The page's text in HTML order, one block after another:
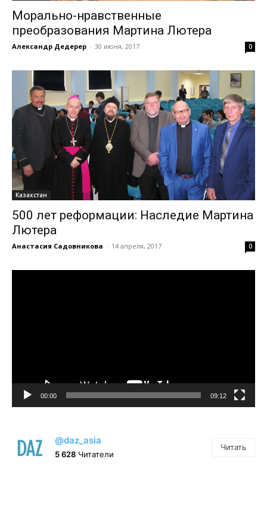
Морально-нравственные
преобразования Мартина Лютера
Александр Дедерер - 30 июня, 2017 0
Казахстан
500 лет реформации: Наследие Мартина
Лютера
Анастасия Садовникова - 14 апреля, 2017 0
00:00 09:12
@daz_asia
5 628 Читатели
Читать